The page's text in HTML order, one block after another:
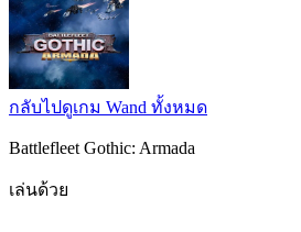
กลับไปดูเกม Wand ทั้งหมด
Battlefleet Gothic: Armada
เล่นด้วย